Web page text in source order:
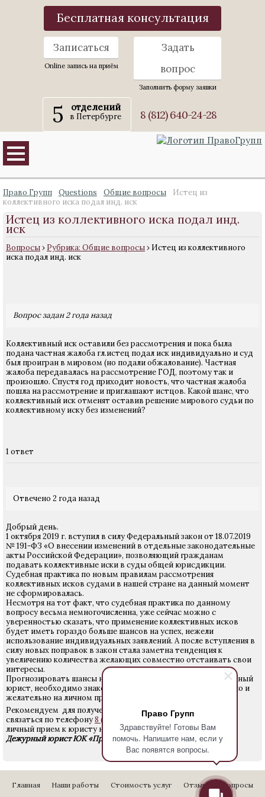
Право Групп
Здравствуйте! Готовы Вам
помочь. Напишите нам, если у
Вас появятся вопросы.
Бесплатная консультация
Записаться
Online запись на приём
Задать
вопрос
Заполнить форму заявки
5 отделений
в Петербурге 8 (812) 640-24-28
Право Групп Questions Общие вопросы
Истец из
коллективного иска подал инд. иск
Истец из коллективного иска подал инд.
иск
Вопросы› Рубрика: Общие вопросы› Истец из коллективного
иска подал инд. иск
Вопрос задан 2 года назад
Коллективный иск оставили без рассмотрения и пока была
подана частная жалоба гл.истец подал иск индивидуально и суд
был проигран в мировом (но подали обжалование). Частная
жалоба передавалась на рассмотрение ГОД, поэтому так и
произошло. Спустя год приходит новость, что частная жалоба
пошла на рассмотрение и приглашают истцов. Какой шанс, что
коллективный иск отменят оставив решение мирового судьи по
коллективному иску без изменений?
1 ответ
Отвечено 2 года назад
Добрый день.
1 октября 2019 г. вступил в силу Федеральный закон от 18.07.2019
№ 191-ФЗ «О внесении изменений в отдельные законодательные
акты Российской Федерации», позволяющий гражданам
подавать коллективные иски в суды общей юрисдикции.
Судебная практика по новым правилам рассмотрения
коллективных исков судами в нашей стране на данный момент
не сформировалась.
Несмотря на тот факт, что судебная практика по данному
вопросу весьма немногочисленна, уже сейчас можно с
уверенностью сказать, что применение коллективных исков
будет иметь гораздо больше шансов на успех, нежели
использование индивидуальных заявлений. А после вступления в
силу новых поправок в закон стала заметна тенденция к
увеличению количества желающих совместно отстаивать свои
интересы.
Прогнозировать шансы не может, ни один квалифицированный
юрист, необходимо знакомится с Вашей проблемой детально и
желательно на личном приеме со специалистом.
Рекомендуем для получения более подробной информации
связаться по телефону8 (812) 640-24-28,либо записаться на
личный прием к юристу на консультацию.
Дежурный юрист ЮК «Право Групп»
Главная Наши работы Стоимость услуг Отзывы Вопросы